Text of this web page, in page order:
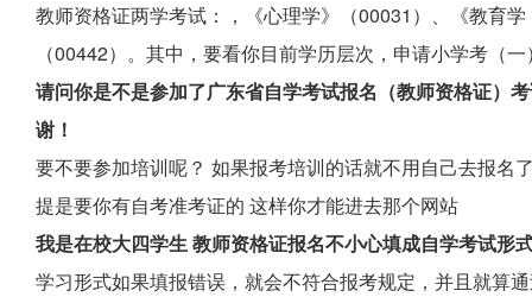
教师资格证两学考试：，《心理学》（00031）、《教育
（00442）。其中，要看你目前学历层次，申请小学考（
请问你是不是参加了广东省自学考试报名（教师资格证）
谢！
要不要参加培训呢？ 如果报考培训的话就不用自己去报名
提是要你有自考准考证的 这样你才能进去那个网站
我是在校大四学生 教师资格证报名不小心填成自学考试形
学习形式如果填报错误，就会不符合报考规定，并且就算